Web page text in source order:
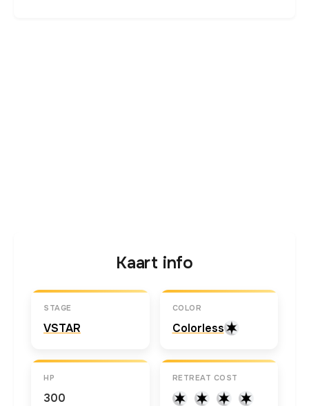
Kaart info
STAGE
VSTAR
COLOR
Colorless
HP
300
RETREAT COST